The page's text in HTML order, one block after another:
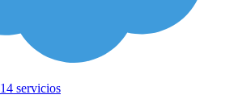
14 servicios